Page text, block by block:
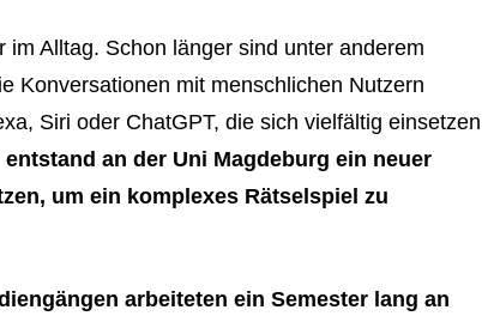
Alltag. Schon länger sind unter anderem
Konversationen mit menschlichen Nutzern
Siri oder ChatGPT, die sich vielfältig einsetzen
an der Uni Magdeburg ein neuer
um ein komplexes Rätselspiel zu
arbeiteten ein Semester lang an